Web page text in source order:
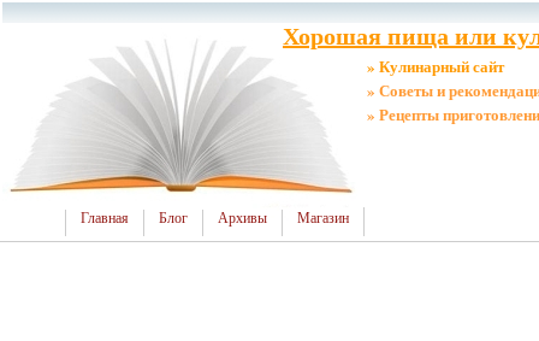
Хорошая пища или
» Кулинарный сайт
» Советы и
» Рецепты
Главная Блог Архивы Магазин